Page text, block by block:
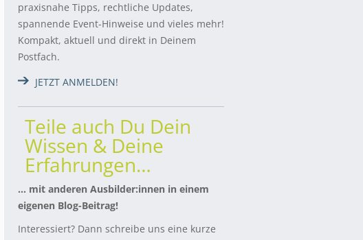
praxisnahe Tipps, rechtliche Updates,
spannende Event-Hinweise und vieles mehr!
Kompakt, aktuell und direkt in Deinem
Postfach.
JETZT ANMELDEN!
Teile auch Du Dein
Wissen & Deine
Erfahrungen…
… mit anderen Ausbilder:innen in einem
eigenen Blog-Beitrag!
Interessiert? Dann schreibe uns eine kurze